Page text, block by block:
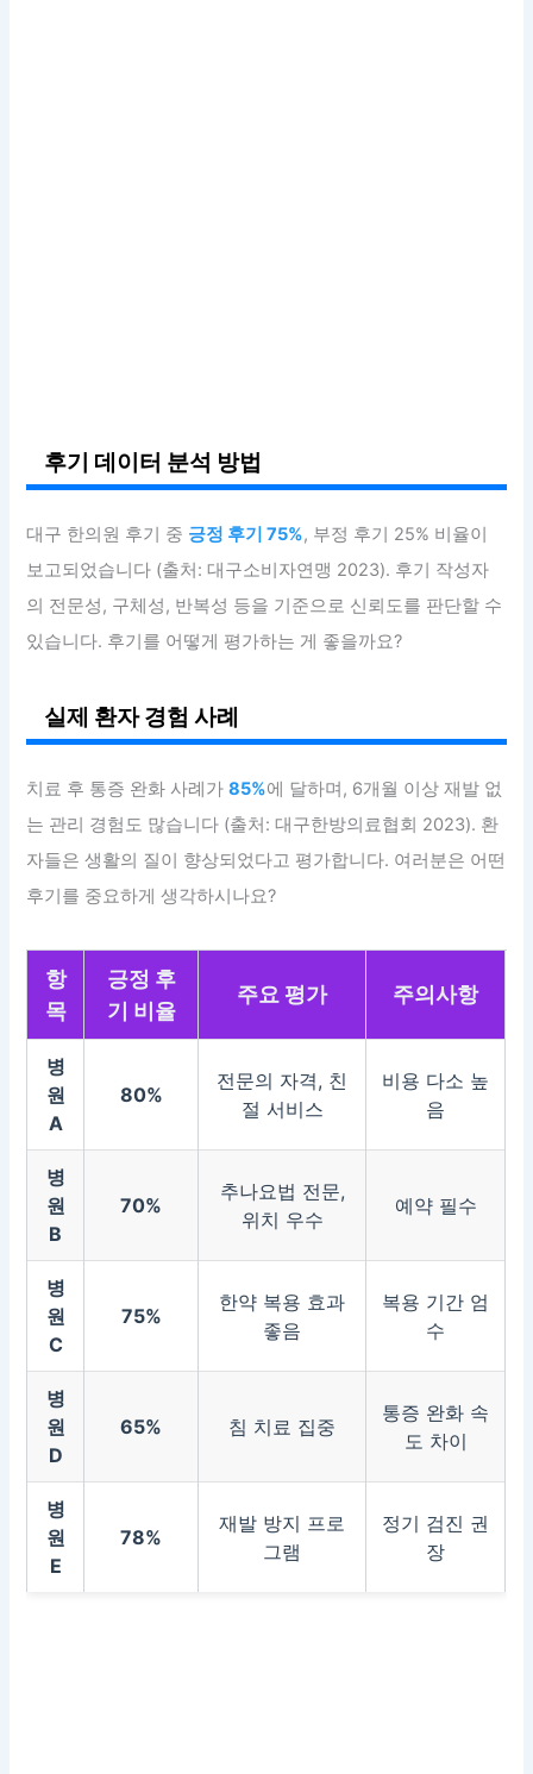
후기 데이터 분석 방법
대구 한의원 후기 중 긍정 후기 75%, 부정 후기 25% 비율이
보고되었습니다 (출처: 대구소비자연맹 2023). 후기 작성자
의 전문성, 구체성, 반복성 등을 기준으로 신뢰도를 판단할 수
있습니다. 후기를 어떻게 평가하는 게 좋을까요?
실제 환자 경험 사례
치료 후 통증 완화 사례가85%에 달하며, 6개월 이상 재발 없
는 관리 경험도 많습니다 (출처: 대구한방의료협회 2023). 환
자들은 생활의 질이 향상되었다고 평가합니다. 여러분은 어떤
후기를 중요하게 생각하시나요?
항
목
긍정 후
기 비율
주요 평가 주의사항
병
원
A
80%
전문의 자격, 친
절 서비스
비용 다소 높
음
병
원
B
70%
추나요법 전문,
위치 우수
예약 필수
병
원
C
75%
한약 복용 효과
좋음
복용 기간 엄
수
병
원
D
65% 침 치료 집중
통증 완화 속
도 차이
병
원
E
78%
재발 방지 프로
그램
정기 검진 권
장